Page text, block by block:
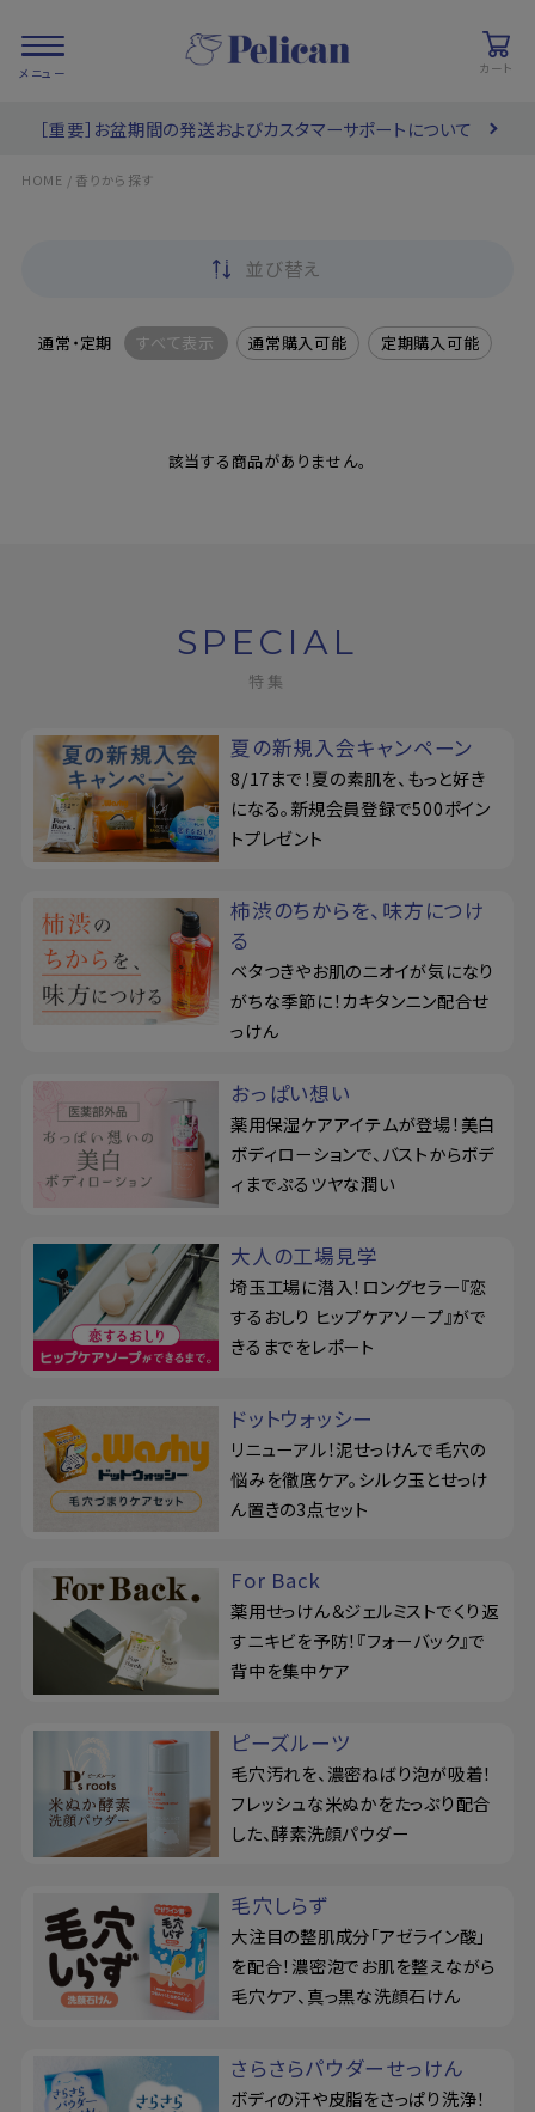
カート
PRODUCTS/ 商品を探す
ペリカン石鹸について
ご利用案内
よくあるご質問
会員登録でお得
NEWS一覧
［重要］お盆期間の発送およびカスタマーサポートについて
HOME / 香りから探す
並び替え
通常・定期 すべて表示 通常購入可能 定期購入可能
該当する商品がありません。
SPECIAL
特集
夏の新規入会キャンペーン
8/17まで！夏の素肌を、もっと好き
になる。新規会員登録で500ポイン
トプレゼント
柿渋のちからを、味方につけ
る
ベタつきやお肌のニオイが気になり
がちな季節に！カキタンニン配合せ
っけん
おっぱい想い
薬用保湿ケアアイテムが登場！美白
ボディローションで、バストからボデ
ィまでぷるツヤな潤い
大人の工場見学
埼玉工場に潜入！ロングセラー『恋
するおしり ヒップケアソープ』がで
きるまでをレポート
ドットウォッシー
リニューアル！泥せっけんで毛穴の
悩みを徹底ケア。シルク玉とせっけ
ん置きの3点セット
For Back
薬用せっけん＆ジェルミストでくり返
すニキビを予防！『フォーバック』で
背中を集中ケア
ピーズルーツ
毛穴汚れを、濃密ねばり泡が吸着！
フレッシュな米ぬかをたっぷり配合
した、酵素洗顔パウダー
毛穴しらず
大注目の整肌成分「アゼライン酸」
を配合！濃密泡でお肌を整えながら
毛穴ケア、真っ黒な洗顔石けん
さらさらパウダーせっけん
ボディの汗や皮脂をさっぱり洗浄！